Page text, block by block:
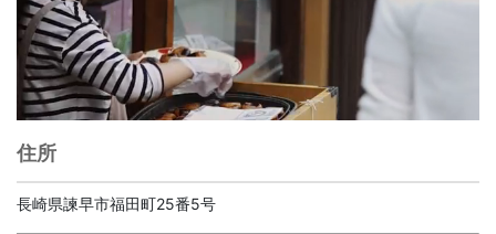
住所
長崎県諫早市福田町25番5号